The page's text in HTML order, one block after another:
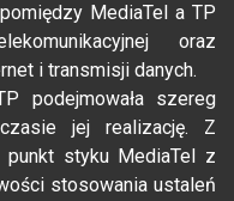
MediaTel a TP
oraz
i transmisji danych.
podejmowała szereg
jej realizację. Z
punkt styku MediaTel z
stosowania ustaleń